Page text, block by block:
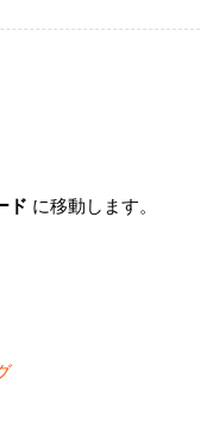
ド に移動します。